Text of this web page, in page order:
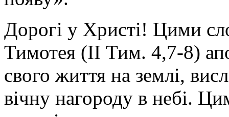
Дорогі у Христі! Цими
Тимотея (ІІ Тим. 4,7-8)
свого життя на землі,
вічну нагороду в небі.